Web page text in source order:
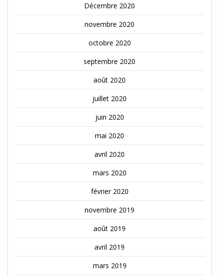
Décembre 2020
novembre 2020
octobre 2020
septembre 2020
août 2020
juillet 2020
juin 2020
mai 2020
avril 2020
mars 2020
février 2020
novembre 2019
août 2019
avril 2019
mars 2019